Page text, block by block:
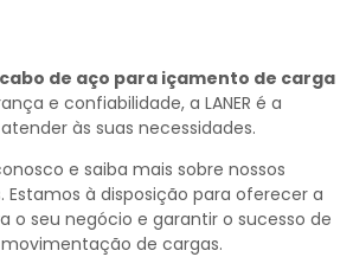
cabo de aço para içamento de carga
e confiabilidade, a LANER é a
às suas necessidades.
e saiba mais sobre nossos
Estamos à disposição para oferecer a
o seu negócio e garantir o sucesso de
de cargas.